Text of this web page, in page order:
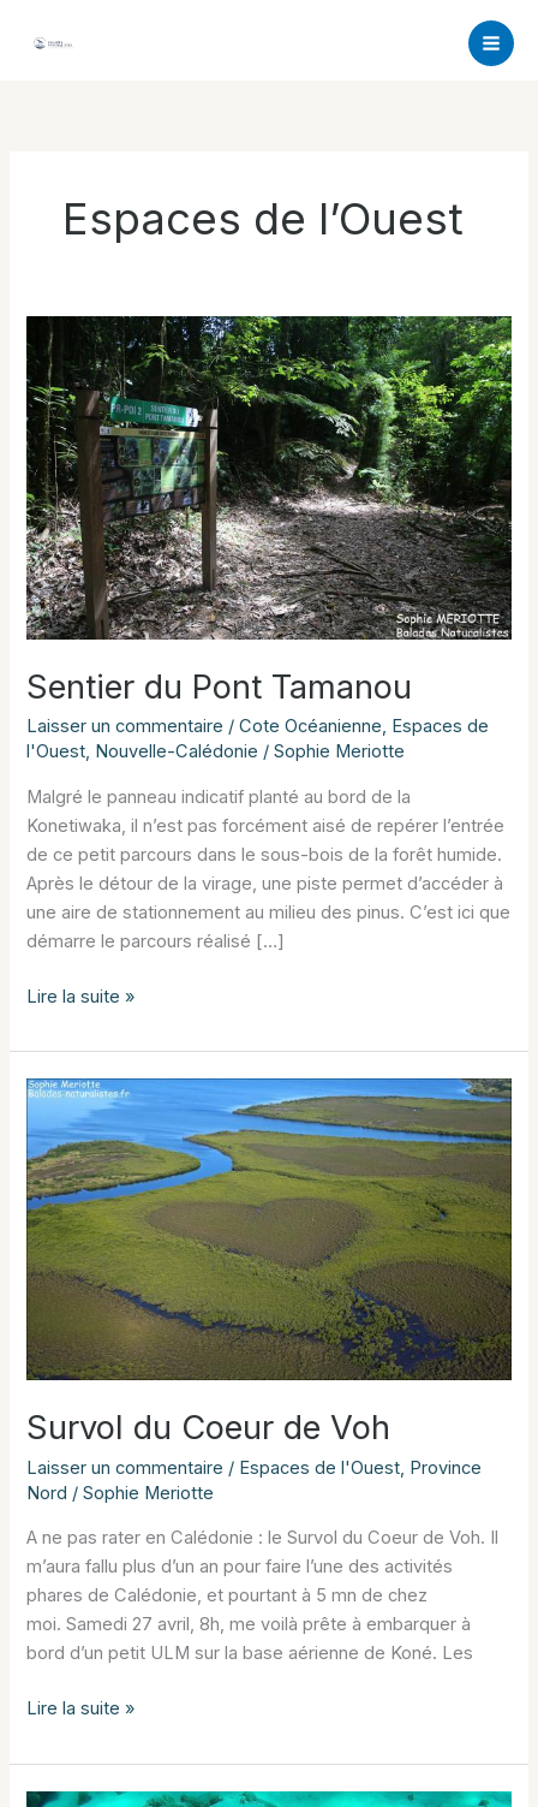
Espaces de l’Ouest
Sentier du Pont Tamanou
Laisser un commentaire /Cote Océanienne, Espaces de
l'Ouest, Nouvelle-Calédonie /Sophie Meriotte
Malgré le panneau indicatif planté au bord de la
Konetiwaka, il n’est pas forcément aisé de repérer l’entrée
de ce petit parcours dans le sous-bois de la forêt humide.
Après le détour de la virage, une piste permet d’accéder à
une aire de stationnement au milieu des pinus. C’est ici que
démarre le parcours réalisé […]
Sentier
Pont
Tamanou
Lire la suite »
Survol du Coeur de Voh
Laisser un commentaire / Espaces de l'Ouest, Province
Nord /Sophie Meriotte
A ne pas rater en Calédonie : le Survol du Coeur de Voh. Il
m’aura fallu plus d’un an pour faire l’une des activités
phares de Calédonie, et pourtant à 5 mn de chez
moi. Samedi 27 avril, 8h, me voilà prête à embarquer à
bord d’un petit ULM sur la base aérienne de Koné. Les
Survol
Coeur
de
Lire la suite »